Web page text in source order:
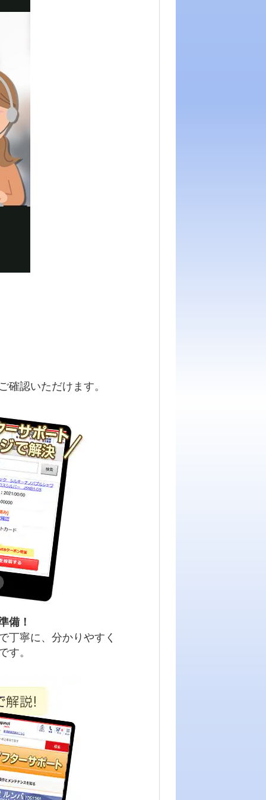
認いただけます。
備！
丁寧に、分かりやすく
。